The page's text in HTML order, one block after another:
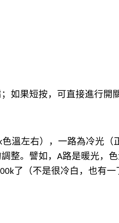
如果短按，可直接進行開
色溫左右），一路為冷光（
整。譬如， A路是暖光，
了（不是很冷白，也有